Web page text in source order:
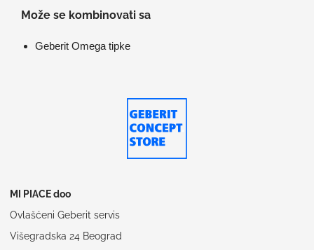
Može se kombinovati sa
Geberit Omega tipke
MI PIACE doo
Ovlašćeni Geberit servis
Višegradska 24 Beograd